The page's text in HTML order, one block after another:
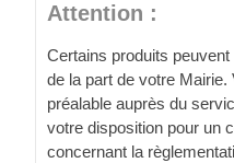
Attention :
Certains produits
de la part de votre
préalable auprès du
votre disposition pour un
concernant la